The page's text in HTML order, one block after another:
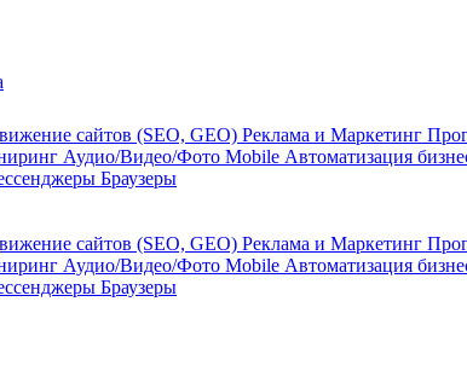
сайтов (SEO, GEO) Реклама и Маркетинг
Аудио/Видео/Фото Mobile Автоматизация
Браузеры
сайтов (SEO, GEO) Реклама и Маркетинг
Аудио/Видео/Фото Mobile Автоматизация
Браузеры